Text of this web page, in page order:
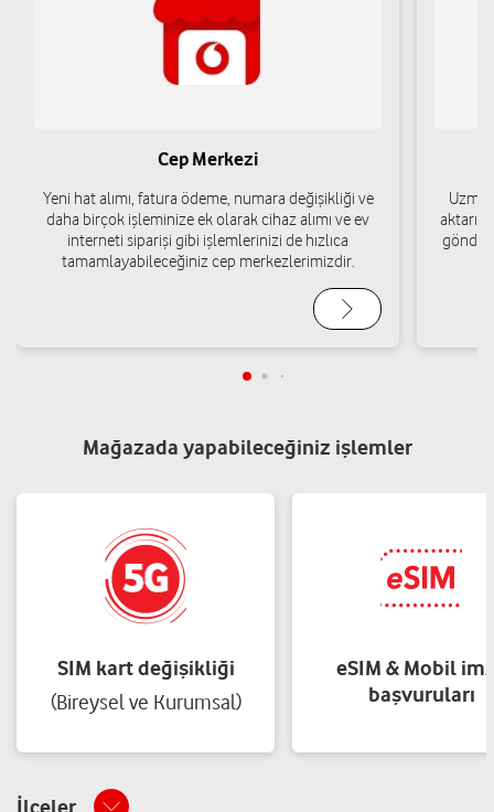
Cep Merkezi
Yeni hat alımı, fatura ödeme, numara değişikliği ve
daha birçok işleminize ek olarak cihaz alımı ve ev
interneti siparişi gibi işlemlerinizi de hızlıca
tamamlayabileceğiniz cep merkezlerimizdir.
Mağazada yapabileceğiniz işlemler
SIM kart değişikliği
(Bireysel ve Kurumsal)
eSIM & Mobil
başvuruları
İlçeler